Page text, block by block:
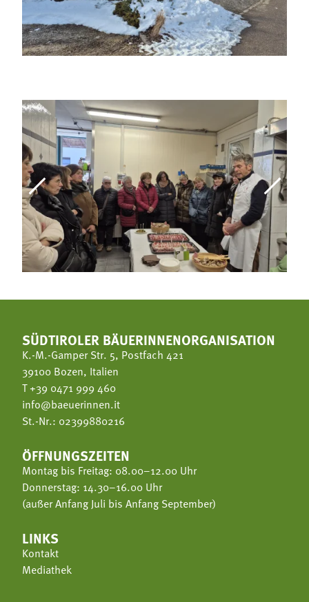
SÜDTIROLER BÄUERINNENORGANISATION
K.-M.-Gamper Str. 5, Postfach 421
39100 Bozen, Italien
T+39 0471 999 460
info@baeuerinnen.it
St.-Nr.: 02399880216
ÖFFNUNGSZEITEN
Montag bis Freitag: 08.00–12.00 Uhr
Donnerstag: 14.30–16.00 Uhr
(außer Anfang Juli bis Anfang September)
LINKS
Kontakt
Mediathek